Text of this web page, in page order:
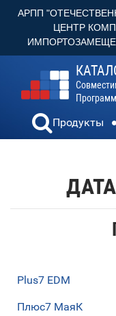
АРПП
ЦЕНТР
Продукты
Plus7 EDM
Плюс7 МаяК